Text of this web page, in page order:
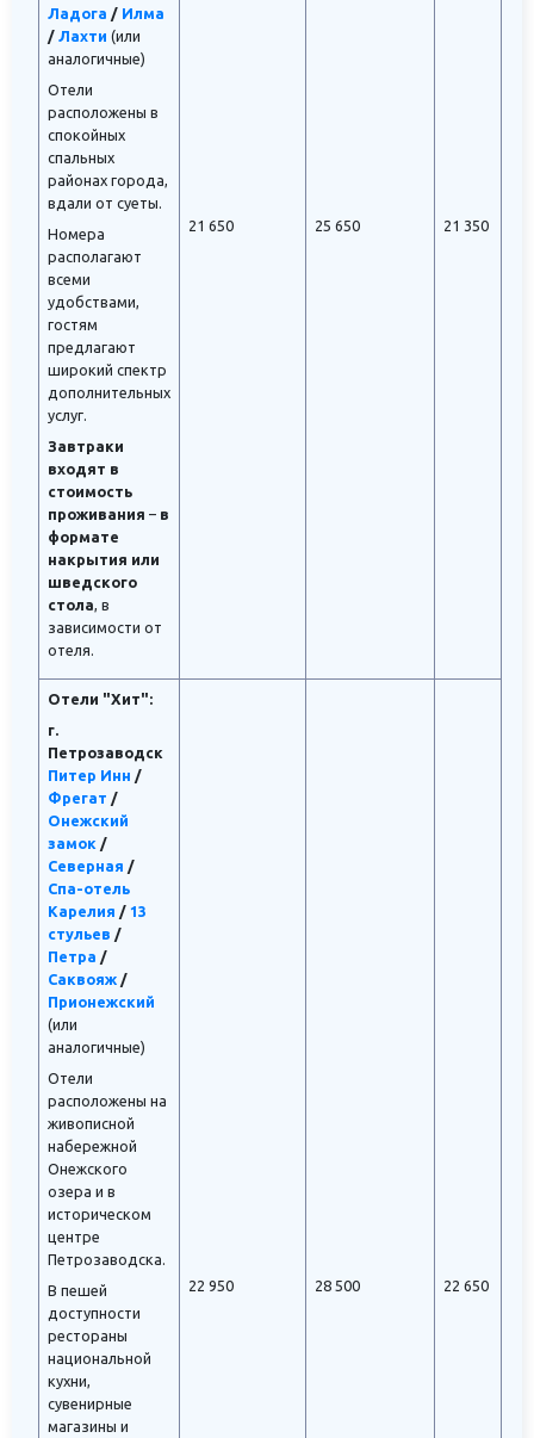
Ладога / Илма
/ Лахти(или
аналогичные)
Отели
расположены в
спокойных
спальных
районах города,
вдали от суеты.
Номера
располагают
всеми
удобствами,
гостям
предлагают
широкий спектр
дополнительных
услуг.
Завтраки
входят в
стоимость
проживания – в
формате
накрытия или
шведского
стола , в
зависимости от
отеля.
21 650 25 650 21 350
Отели "Хит":
г.
Петрозаводск
Питер Инн /
Фрегат /
Онежский
замок /
Северная /
Спа-отель
Карелия /13
стульев /
Петра /
Саквояж /
Прионежский
(или
аналогичные)
Отели
расположены на
живописной
набережной
Онежского
озера и в
историческом
центре
Петрозаводска.
В пешей
доступности
рестораны
национальной
кухни,
сувенирные
магазины и
22 950 28 500 22 650